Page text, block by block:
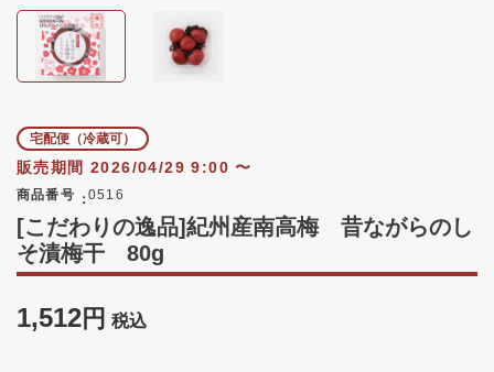
宅配便（冷蔵可）
販売期間 2026/04/29 9:00〜
商品番号 0516
[こだわりの逸品]紀州産南高梅 昔ながらのし
そ漬梅干 80g
1,512 税込